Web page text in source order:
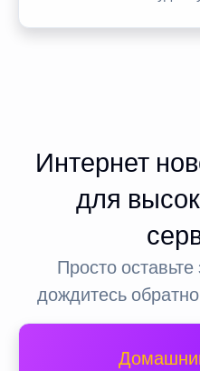
Интернет
для
Просто
дождитесь